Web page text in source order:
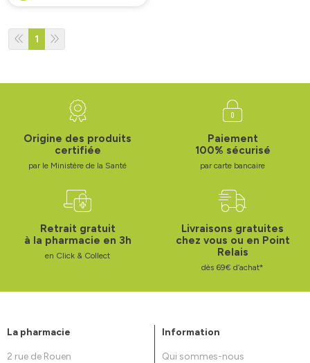
1
Origine des produits
certifiée
par le Ministère de la Santé
Paiement
100% sécurisé
par carte bancaire
Retrait gratuit
à la pharmacie en 3h
en Click & Collect
Livraisons gratuites
chez vous ou en Point
Relais
dès 69€ d’achat*
La pharmacie
2 rue de Rouen
Information
Qui sommes-nous